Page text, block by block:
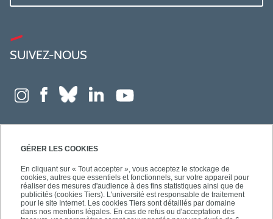
GÉRER LES COOKIES
En cliquant sur « Tout accepter », vous acceptez le stockage de
cookies, autres que essentiels et fonctionnels, sur votre appareil pour
réaliser des mesures d'audience à des fins statistiques ainsi que de
publicités (cookies Tiers). L'université est responsable de traitement
pour le site Internet. Les cookies Tiers sont détaillés par domaine
dans nos mentions légales. En cas de refus ou d'acceptation des
SUIVEZ-NOUS